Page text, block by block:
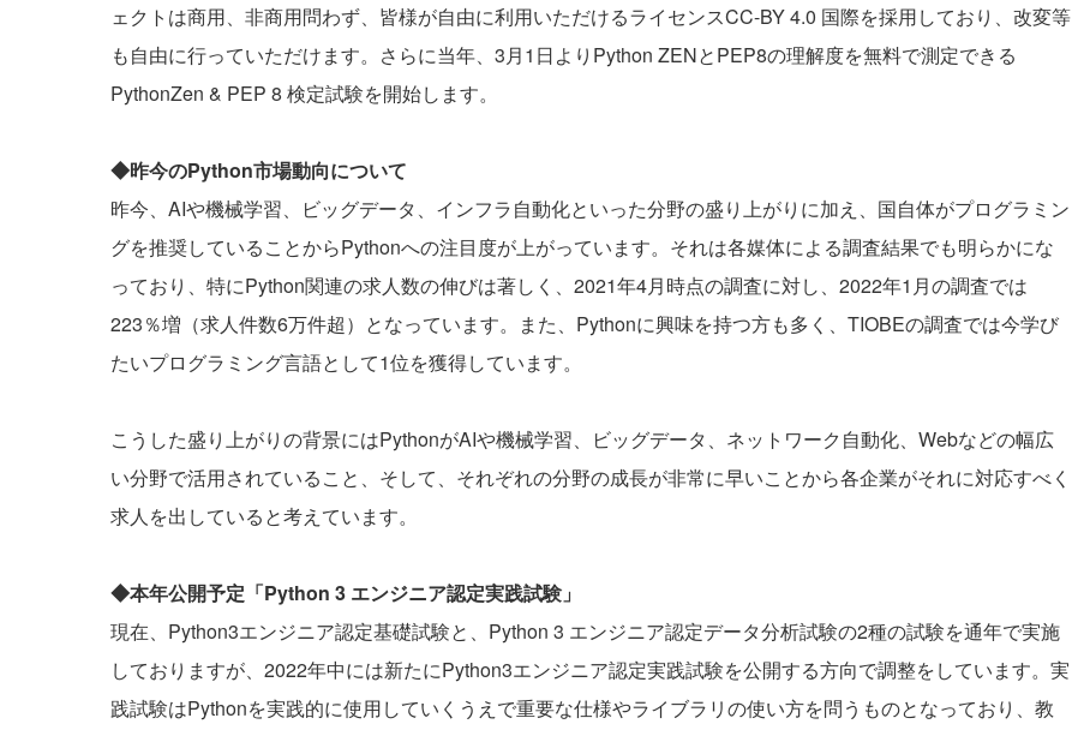
ェクトは商用、非商用問わず、皆様が自由に利用いただけるライセンスCC-BY 4.0 国際を採用しており、改変等
も自由に行っていただけます。さらに当年、3月1日よりPython ZENとPEP8の理解度を無料で測定できる
PythonZen & PEP 8 検定試験を開始します。
◆昨今のPython市場動向について
昨今、AIや機械学習、ビッグデータ、インフラ自動化といった分野の盛り上がりに加え、国自体がプログラミン
グを推奨していることからPythonへの注目度が上がっています。それは各媒体による調査結果でも明らかにな
っており、特にPython関連の求人数の伸びは著しく、2021年4月時点の調査に対し、2022年1月の調査では
223％増（求人件数6万件超）となっています。また、Pythonに興味を持つ方も多く、TIOBEの調査では今学び
たいプログラミング言語として1位を獲得しています。
こうした盛り上がりの背景にはPythonがAIや機械学習、ビッグデータ、ネットワーク自動化、Webなどの幅広
い分野で活用されていること、そして、それぞれの分野の成長が非常に早いことから各企業がそれに対応すべく
求人を出していると考えています。
◆本年公開予定「Python 3 エンジニア認定実践試験」
現在、 Python3エンジニア認定基礎試験と、 Python 3 エンジニア認定データ分析試験の2種の試験を通年で実施
しておりますが、2022年中には新たにPython3エンジニア認定実践試験を公開する方向で調整をしています。実
践試験はPythonを実践的に使用していくうえで重要な仕様やライブラリの使い方を問うものとなっており、教